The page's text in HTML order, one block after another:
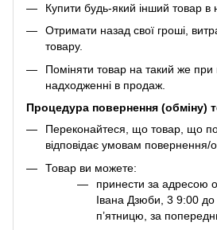
Купити будь-який інший товар в
Отримати назад свої гроші,
товару.
Поміняти товар на такий же
надходженні в продаж.
Процедура повернення (обміну)
Переконайтеся, що товар, що
відповідає умовам повернення/
Товар ви можете:
принести за адресою
Івана Дзюби, 3 9:00
п’ятницю, за